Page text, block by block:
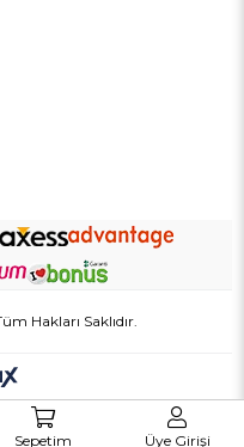
Hakları Saklıdır.
Sepetim Üye Girişi